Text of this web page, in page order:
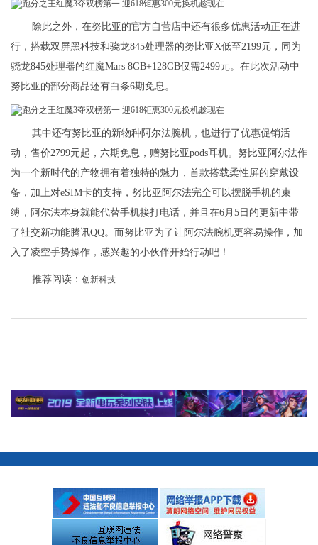
除此之外，在努比亚的官方自营店中还有很多优惠活动正在进
行，搭载双屏黑科技和骁龙845处理器的努比亚X低至2199元，同为
骁龙845处理器的红魔Mars 8GB+128GB仅需2499元。在此次活动中
努比亚的部分商品还有白条6期免息。
其中还有努比亚的新物种阿尔法腕机，也进行了优惠促销活
动，售价2799元起，六期免息，赠努比亚pods耳机。努比亚阿尔法作
为一个新时代的产物拥有着独特的魅力，首款搭载柔性屏的穿戴设
备，加上对eSIM卡的支持，努比亚阿尔法完全可以摆脱手机的束
缚，阿尔法本身就能代替手机接打电话，并且在6月5日的更新中带
了社交新功能腾讯QQ。而努比亚为了让阿尔法腕机更容易操作，加
入了凌空手势操作，感兴趣的小伙伴开始行动吧！
推荐阅读： 创新科技